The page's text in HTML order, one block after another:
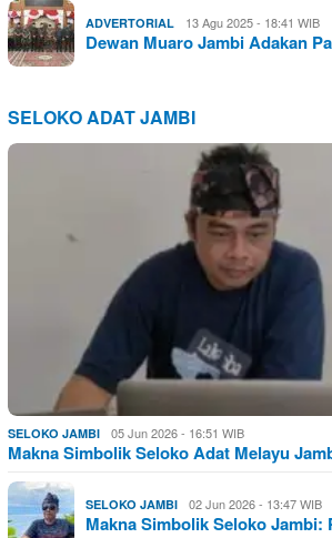
ADVERTORIAL 13 Agu 2025 - 18:41 WIB
Dewan Muaro Jambi Adakan
SELOKO ADAT JAMBI
SELOKO JAMBI 05 Jun 2026 - 16:51 WIB
Makna Simbolik Seloko Adat Melayu
SELOKO JAMBI 02 Jun 2026 - 13:47 WIB
Makna Simbolik Seloko